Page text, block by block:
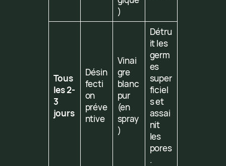
)
Tous
les 2-
3
jours
Désin
fecti
on
préve
ntive
Vinai
gre
blanc
pur
(en
spray
)
Détru
it les
germ
es
super
ficiel
s et
assai
nit
les
pores
.